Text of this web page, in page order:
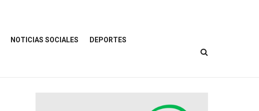
NOTICIAS SOCIALES DEPORTES